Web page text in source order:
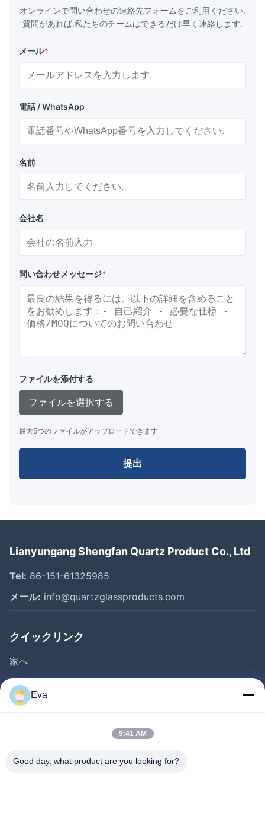
オンラインで問い合わせの連絡先フォームをご利用ください.
質問があれば,私たちのチームはできるだけ早く連絡します.
メール*
電話 / WhatsApp
名前
会社名
問い合わせメッセージ*
ファイルを添付する
ファイルを選択する
最大5つのファイルがアップロードできます
提出
Lianyungang Shengfan Quartz Product Co., Ltd
Tel: 86-151-61325985
メール: info@quartzglassproducts.com
クイックリンク
家へ
製品
ビデオ
品質管理
Eva
9:41 AM
Good day, what product are you looking for?